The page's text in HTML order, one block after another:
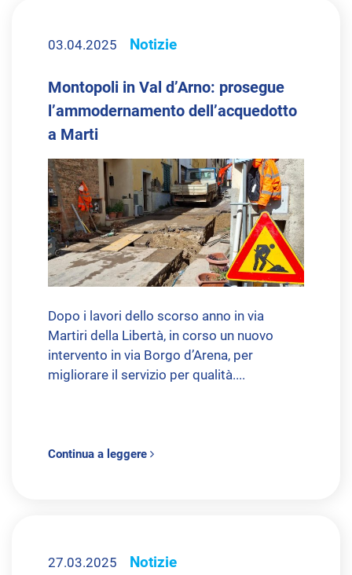
03.04.2025 Notizie
Montopoli in Val d’Arno: prosegue
l’ammodernamento dell’acquedotto
a Marti
Dopo i lavori dello scorso anno in via
Martiri della Libertà, in corso un nuovo
intervento in via Borgo d’Arena, per
migliorare il servizio per qualità....
Continua a leggere
27.03.2025 Notizie